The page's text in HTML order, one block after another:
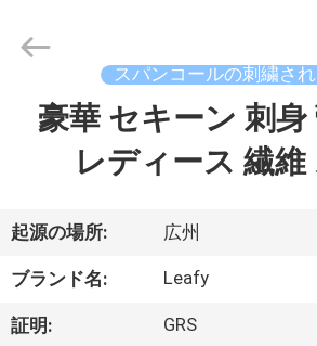
製
品
Copyright
Guangzhou
Reserved.
スパンコールの刺繍さ
豪華 セキーン 刺身
レディース 繊維
起源の場所: 広州
ブランド名: Leafy
証明: GRS